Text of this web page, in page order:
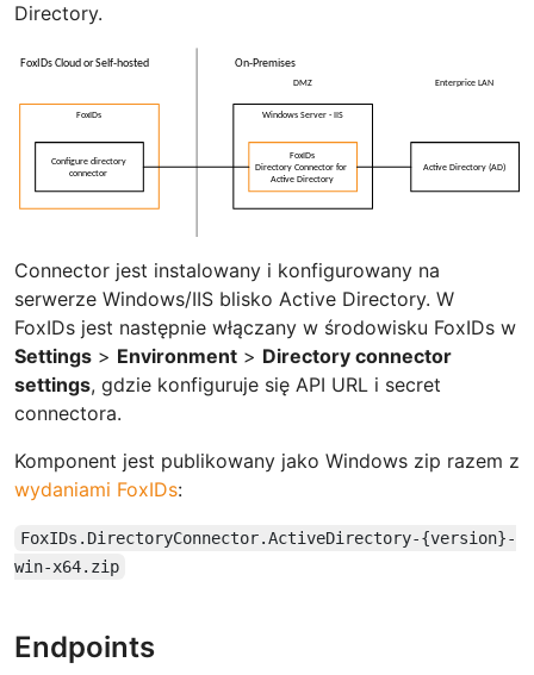
Directory.
Connector jest instalowany i konfigurowany na
serwerze Windows/IIS blisko Active Directory. W
FoxIDs jest następnie włączany w środowisku FoxIDs w
Settings > Environment > Directory connector
settings, gdzie konfiguruje się API URL i secret
connectora.
Komponent jest publikowany jako Windows zip razem z
wydaniami FoxIDs:
FoxIDs.DirectoryConnector.ActiveDirectory-{version}-
win-x64.zip
Endpoints